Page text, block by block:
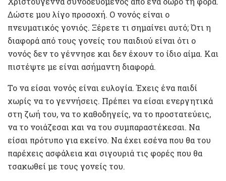
Δώστε μου λίγο προσοχή. Ο νονός είναι ο
πνευματικός γονιός. Ξέρετε τι σημαίνει αυτό; Ότι η
διαφορά από τους γονείς του παιδιού είναι ότι ο
νονός δεν το γέννησε και δεν έχουν το ίδιο αίμα. Και
πιστέψτε με είναι ασήμαντη διαφορά.
Το να είσαι νονός είναι ευλογία. Έχεις ένα παιδί
χωρίς να το γεννήσεις. Πρέπει να είσαι ενεργητικά
στη ζωή του, να το καθοδηγείς, να το προστατεύεις,
να το νοιάζεσαι και να του συμπαραστέκεσαι. Να
είσαι πρότυπο για εκείνο. Να έχει εσένα που θα του
παρέχεις ασφάλεια και σιγουριά τις φορές που θα
τσακωθεί με τους γονείς του.